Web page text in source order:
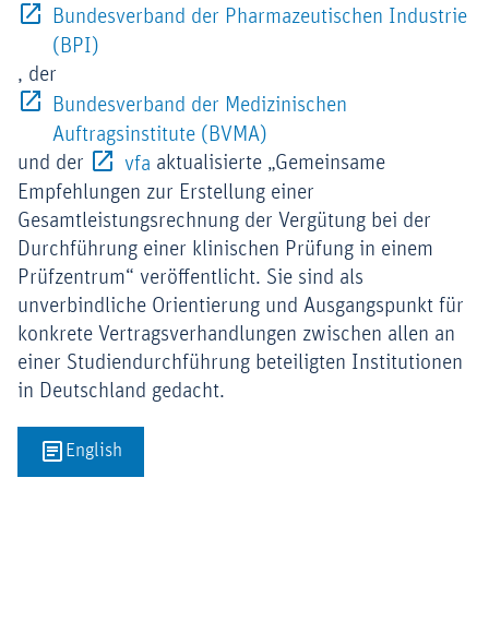
Bundesverband der Pharmazeutischen Industrie
(BPI)
, der
Bundesverband der Medizinischen
Auftragsinstitute (BVMA)
und der
vfa Externer-Link (Öffnet im neuen
aktualisierte „Gemeinsame
Empfehlungen zur Erstellung einer
Gesamtleistungsrechnung der Vergütung bei der
Durchführung einer klinischen Prüfung in einem
Prüfzentrum“ veröffentlicht. Sie sind als
unverbindliche Orientierung und Ausgangspunkt für
konkrete Vertragsverhandlungen zwischen allen an
einer Studiendurchführung beteiligten Institutionen
in Deutschland gedacht.
English